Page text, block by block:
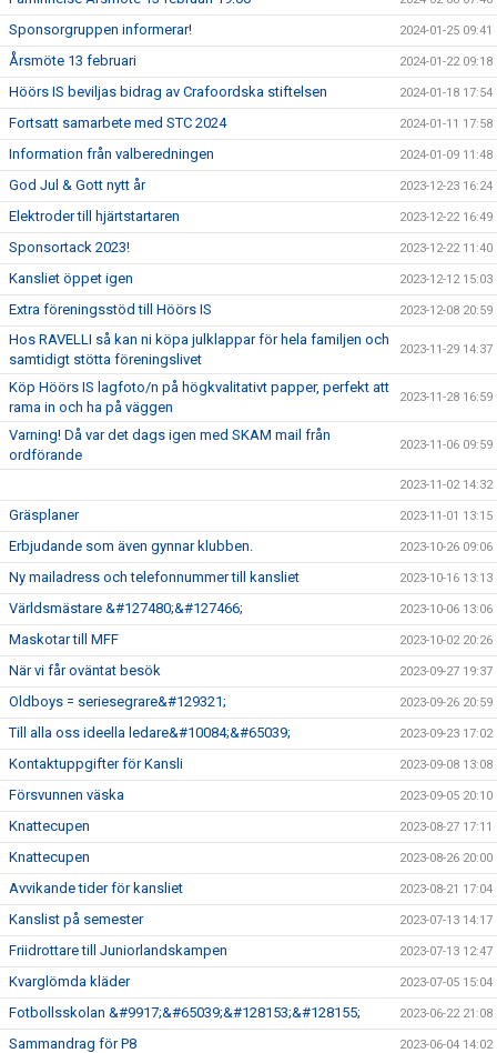
Sponsorgruppen informerar! 2024-01-25 09:41
Årsmöte 13 februari 2024-01-22 09:18
Höörs IS beviljas bidrag av Crafoordska stiftelsen 2024-01-18 17:54
Fortsatt samarbete med STC 2024 2024-01-11 17:58
Information från valberedningen 2024-01-09 11:48
God Jul & Gott nytt år 2023-12-23 16:24
Elektroder till hjärtstartaren 2023-12-22 16:49
Sponsortack 2023! 2023-12-22 11:40
Kansliet öppet igen 2023-12-12 15:03
Extra föreningsstöd till Höörs IS 2023-12-08 20:59
Hos RAVELLI så kan ni köpa julklappar för hela familjen och
samtidigt stötta föreningslivet
2023-11-29 14:37
Köp Höörs IS lagfoto/n på högkvalitativt papper, perfekt att
rama in och ha på väggen
2023-11-28 16:59
Varning! Då var det dags igen med SKAM mail från
ordförande
2023-11-06 09:59
2023-11-02 14:32
Gräsplaner 2023-11-01 13:15
Erbjudande som även gynnar klubben. 2023-10-26 09:06
Ny mailadress och telefonnummer till kansliet 2023-10-16 13:13
Världsmästare &#127480;&#127466; 2023-10-06 13:06
Maskotar till MFF 2023-10-02 20:26
När vi får oväntat besök 2023-09-27 19:37
Oldboys = seriesegrare&#129321; 2023-09-26 20:59
Till alla oss ideella ledare&#10084;&#65039; 2023-09-23 17:02
Kontaktuppgifter för Kansli 2023-09-08 13:08
Försvunnen väska 2023-09-05 20:10
Knattecupen 2023-08-27 17:11
Knattecupen 2023-08-26 20:00
Avvikande tider för kansliet 2023-08-21 17:04
Kanslist på semester 2023-07-13 14:17
Friidrottare till Juniorlandskampen 2023-07-13 12:47
Kvarglömda kläder 2023-07-05 15:04
Fotbollsskolan &#9917;&#65039;&#128153;&#128155; 2023-06-22 21:08
Sammandrag för P8 2023-06-04 14:02